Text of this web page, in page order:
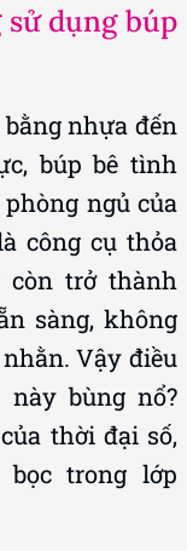
dụng búp
nhựa đến
búp bê tình
ngủ của
công cụ thỏa
còn trở thành
sàng, không
Vậy điều
bùng nổ?
thời đại số,
trong lớp